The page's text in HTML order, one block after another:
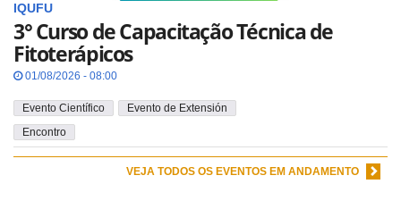
IQUFU
3° Curso de Capacitação Técnica de
Fitoterápicos
01/08/2026 - 08:00
Evento Científico
Evento de Extensión
Encontro
VEJA TODOS OS EVENTOS EM ANDAMENTO